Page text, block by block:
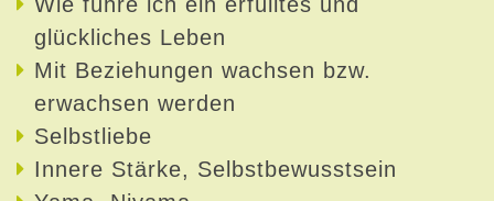
glückliches Leben
Mit Beziehungen wachsen bzw.
erwachsen werden
Selbstliebe
Innere Stärke, Selbstbewusstsein